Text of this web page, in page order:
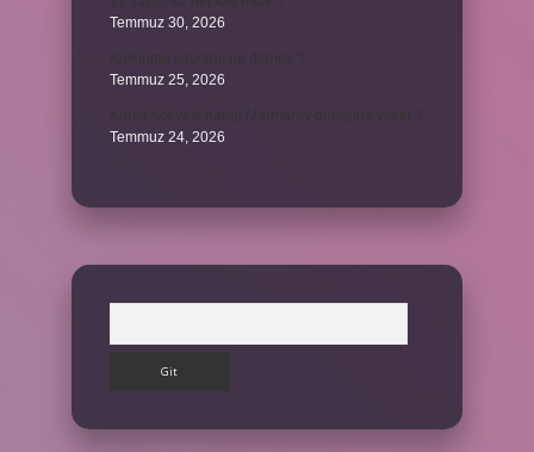
Temmuz 30, 2026
Temmuz 25, 2026
Temmuz 24, 2026